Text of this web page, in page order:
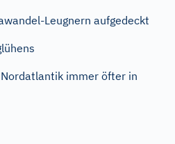
Leugnern aufgedeckt
immer öfter in